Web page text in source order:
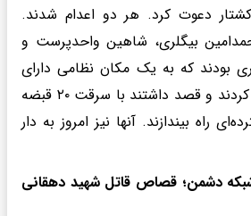
دعوت کرد. هر دو اعدام شدند.
بیگلری، شاهین واحدپرست و
بودند که به یک مکان نظامی دارای
طبقه‌بندی تهران حمله کردند و قصد داشتند با سرقت ۲۰ قبضه
راه بیندازند. آنها نیز امروز به دار
دشمن؛ قصاص قاتل شهید دهقانی